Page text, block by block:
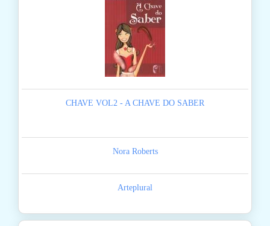
CHAVE VOL2 - A CHAVE DO SABER
Nora Roberts
Arteplural